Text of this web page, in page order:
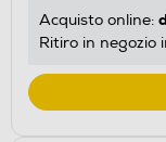
Acquisto online:
Ritiro in negozio